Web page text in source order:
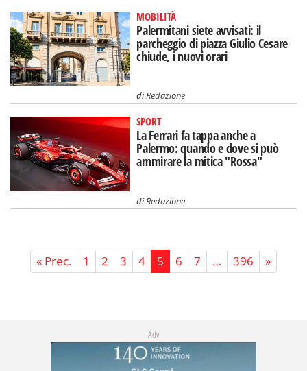
MOBILITÀ
Palermitani siete avvisati: il
parcheggio di piazza Giulio Cesare
chiude, i nuovi orari
diRedazione
SPORT
La Ferrari fa tappa anche a
Palermo: quando e dove si può
ammirare la mitica "Rossa"
diRedazione
« Prec. 1 2 3 4 5 6 7 … 396 »
Adv